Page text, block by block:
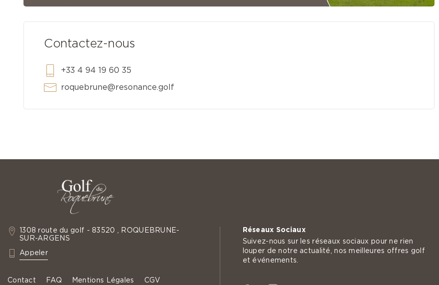
Contactez-nous
+33 4 94 19 60 35
roquebrune@resonance.golf
1308 route du golf - 83520 , ROQUEBRUNE-
SUR-ARGENS
: +33 4 94 19 60 35
Appeler
Contact FAQ Mentions Légales CGV
Réseaux Sociaux
Suivez-nous sur les réseaux sociaux pour ne rien
louper de notre actualité, nos meilleures offres golf
et événements.